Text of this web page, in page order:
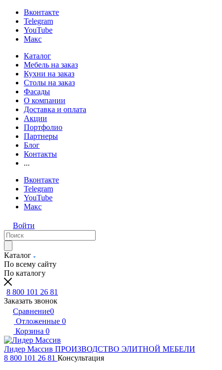
Вконтакте
Telegram
YouTube
Макс
Каталог
Мебель на заказ
Кухни на заказ
Столы на заказ
Фасады
О компании
Доставка и оплата
Акции
Портфолио
Партнеры
Блог
Контакты
...
Вконтакте
Telegram
YouTube
Макс
Войти
Каталог
По всему сайту
По каталогу
8 800 101 26 81
Заказать звонок
Сравнение0
Отложенные 0
Корзина 0
Лидер Массив ПРОИЗВОДСТВО ЭЛИТНОЙ МЕБЕЛИ
8 800 101 26 81 Консультация